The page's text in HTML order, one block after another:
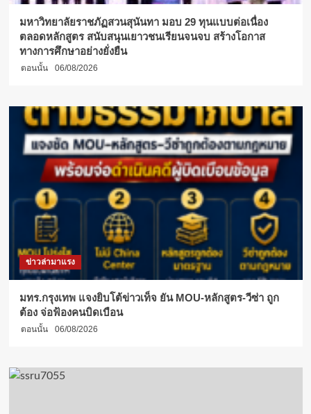
มหาวิทยาลัยราชภัฏสวนสุนันทา มอบ 29 ทุนแบบต่อเนื่อง
ตลอดหลักสูตร สนับสนุนเยาวชนเรียนจนจบ สร้างโอกาส
ทางการศึกษาอย่างยั่งยืน
ตอนนั้น 06/08/2026
ข่าวล่ามาแรง
มทร.กรุงเทพ แจงยิบโต้ข่าวเท็จ ยัน MOU-หลักสูตร-วีซ่า ถูก
ต้อง จ่อฟ้องคนบิดเบือน
ตอนนั้น 06/08/2026